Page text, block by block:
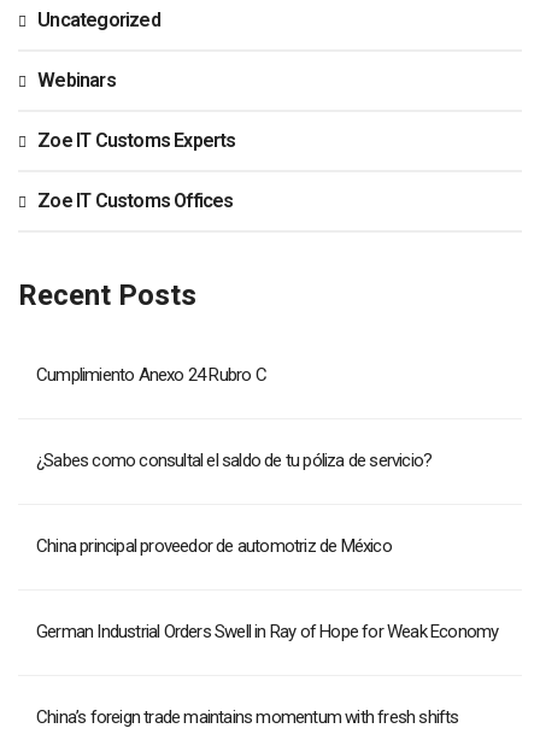
Uncategorized
Webinars
Zoe IT Customs Experts
Zoe IT Customs Offices
Recent Posts
Cumplimiento Anexo 24 Rubro C
¿Sabes como consultal el saldo de tu póliza de servicio?
China principal proveedor de automotriz de México
German Industrial Orders Swell in Ray of Hope for Weak Economy
China’s foreign trade maintains momentum with fresh shifts